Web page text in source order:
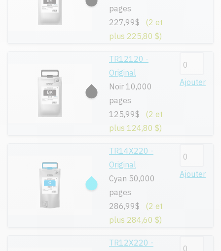
pages
227,99$
(2 et
plus 225,80 $)
TR12120 -
Original
Noir 10,000
pages
125,99$
(2 et
plus 124,80 $)
Ajouter
TR14X220 -
Original
Cyan 50,000
pages
286,99$
(2 et
plus 284,60 $)
Ajouter
TR12X220 -